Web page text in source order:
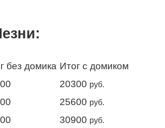
без домика Итог с домиком
20300 руб.
25600 руб.
30900 руб.